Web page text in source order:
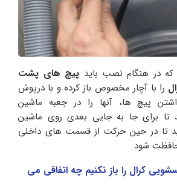
در هنگام نصب باید پیچ های پشت
را با آچار مخصوص باز کرده و با درپوش
پیچ ها، آنها را در جعبه ماشین
تا برای جا به جایی بعدی روی ماشین
تا در حین حرکت از قسمت های داخلی
شود.
کرال را باز نکنیم چه اتفاقی می